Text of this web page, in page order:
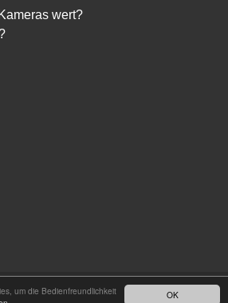
OK
um die Bedienfreundlichkeit
wert?
© Boris Jakubaschk